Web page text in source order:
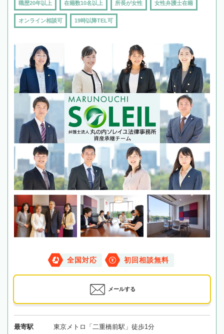
職歴20年以上 在籍数10名以上 所長が女性 女性弁護士在籍
オンライン相談可 19時以降TEL可
全国対応 初回相談無料
メールする
最寄駅 東京メトロ「二重橋前駅」徒歩1分